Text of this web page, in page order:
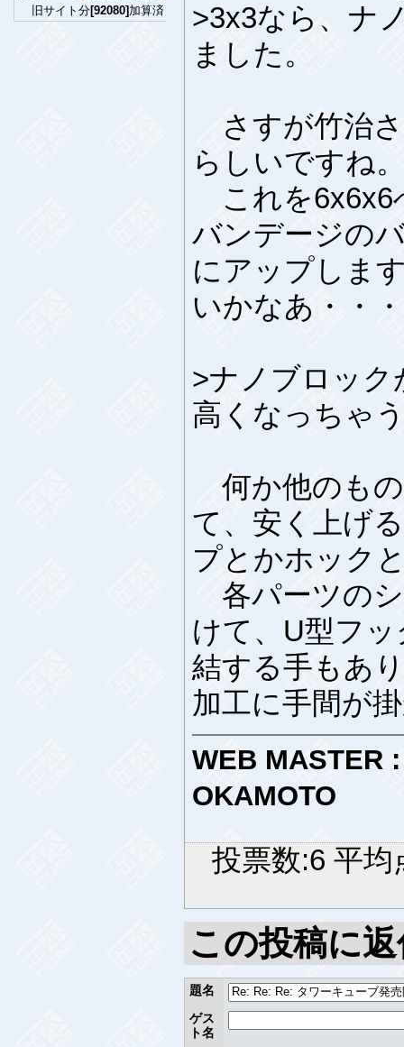
旧サイト分[92080] 加算済
>3x3なら、ナ
ました。
さすが竹治
らしいですね
これを6x6x6
バンデージの
にアップしま
いかなあ・・
>ナノブロック
高くなっちゃ
何か他のも
て、安く上げ
プとかホック
各パーツの
けて、U型フ
結する手もあ
加工に手間が
WEB MASTER
OKAMOTO
投票数:6 平
この投稿に
題名
ゲス
ト名